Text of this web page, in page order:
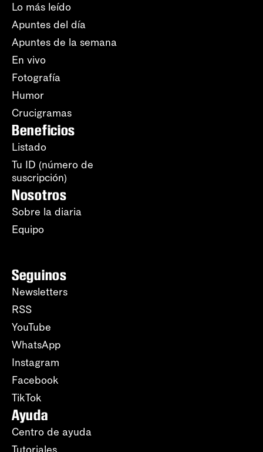
Lo más leído
Apuntes del día
Apuntes de la semana
En vivo
Fotografía
Humor
Crucigramas
Beneficios
Listado
Tu ID (número de
suscripción)
Nosotros
Sobre la diaria
Equipo
Seguinos
Newsletters
RSS
YouTube
WhatsApp
Instagram
Facebook
TikTok
Ayuda
Centro de ayuda